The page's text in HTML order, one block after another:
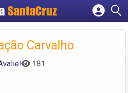
Cadastrar empresa
Fazer login
Criar contaCarvalho
181